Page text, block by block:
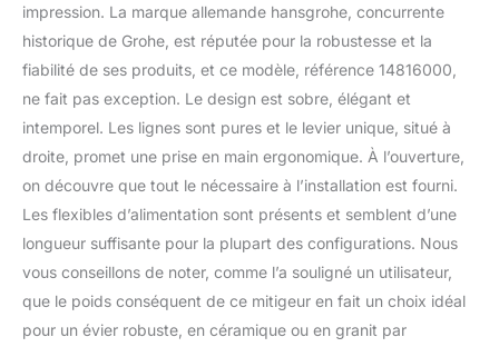
impression. La marque allemande hansgrohe, concurrente
historique de Grohe, est réputée pour la robustesse et la
fiabilité de ses produits, et ce modèle, référence 14816000,
ne fait pas exception. Le design est sobre, élégant et
intemporel. Les lignes sont pures et le levier unique, situé à
droite, promet une prise en main ergonomique. À l’ouverture,
on découvre que tout le nécessaire à l’installation est fourni.
Les flexibles d’alimentation sont présents et semblent d’une
longueur suffisante pour la plupart des configurations. Nous
vous conseillons de noter, comme l’a souligné un utilisateur,
que le poids conséquent de ce mitigeur en fait un choix idéal
pour un évier robuste, en céramique ou en granit par